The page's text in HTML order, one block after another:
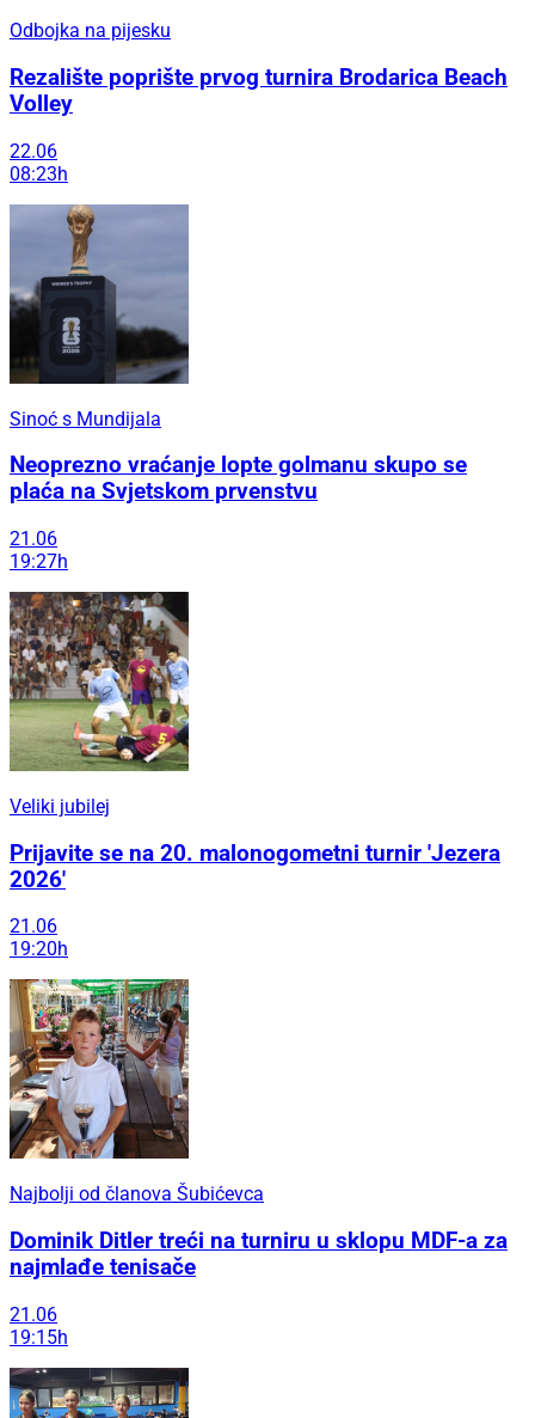
Odbojka na pijesku
Rezalište poprište prvog turnira Brodarica Beach
Volley
22.06
08:23h
Sinoć s Mundijala
Neoprezno vraćanje lopte golmanu skupo se
plaća na Svjetskom prvenstvu
21.06
19:27h
Veliki jubilej
Prijavite se na 20. malonogometni turnir 'Jezera
2026'
21.06
19:20h
Najbolji od članova Šubićevca
Dominik Ditler treći na turniru u sklopu MDF-a za
najmlađe tenisače
21.06
19:15h